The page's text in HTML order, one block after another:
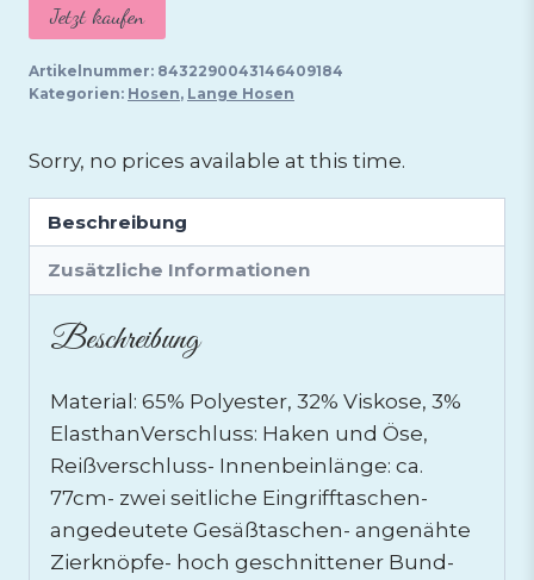
Jetzt kaufen
Artikelnummer: 8432290043146409184
Kategorien: Hosen, Lange Hosen
Sorry, no prices available at this time.
Beschreibung
Zusätzliche Informationen
Beschreibung
Material: 65% Polyester, 32% Viskose, 3%
ElasthanVerschluss: Haken und Öse,
Reißverschluss- Innenbeinlänge: ca.
77cm- zwei seitliche Eingrifftaschen-
angedeutete Gesäßtaschen- angenähte
Zierknöpfe- hoch geschnittener Bund-